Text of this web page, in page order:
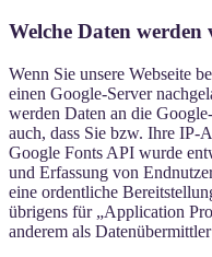
Welche Daten werden
Wenn Sie unsere Webseite
einen Google-Server
werden Daten an die
auch, dass Sie bzw. Ihre IP-
Google Fonts API wurde
und Erfassung von
eine ordentliche
übrigens für „Application
anderem als